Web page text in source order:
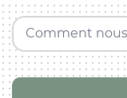
Comment